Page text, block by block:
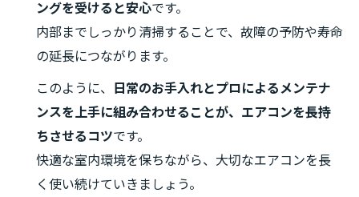
ングを受けると安心です。
内部までしっかり清掃することで、故障の予防や寿命
の延長につながります。
このように、
日常のお手入れとプロによるメンテナ
ンスを上手に組み合わせることが、エアコンを長持
ちさせるコツです。
快適な室内環境を保ちながら、大切なエアコンを長
く使い続けていきましょう。